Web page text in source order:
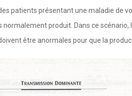
patients présentant une maladie de
normalement produit. Dans ce
être anormales pour que la